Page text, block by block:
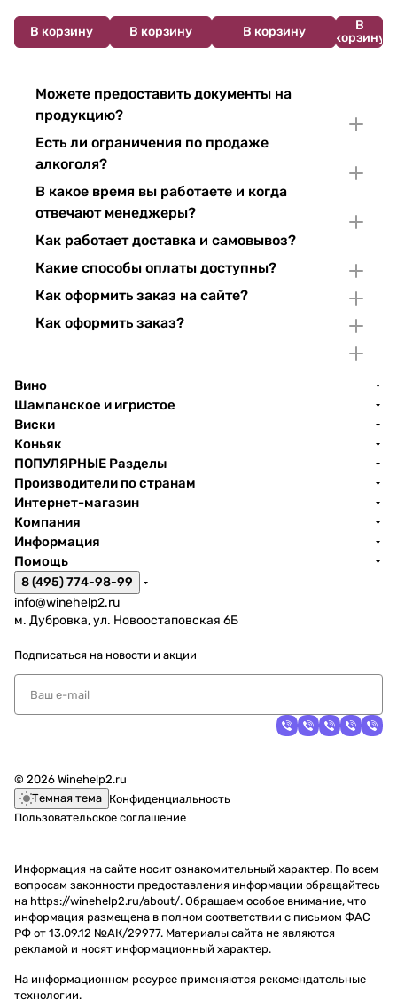
В корзину В корзину В корзину
В
корзину
Можете предоставить документы на
продукцию?
Есть ли ограничения по продаже
алкоголя?
В какое время вы работаете и когда
отвечают менеджеры?
Как работает доставка и самовывоз?
Какие способы оплаты доступны?
Как оформить заказ на сайте?
Как оформить заказ?
Вино
Шампанское и игристое
Виски
Коньяк
ПОПУЛЯРНЫЕ Разделы
Производители по странам
Интернет-магазин
Компания
Информация
Помощь
8 (495) 774-98-99
info@winehelp2.ru
м. Дубровка, ул. Новоостаповская 6Б
Подписаться на новости и акции
© 2026 Winehelp2.ru
Темная тема Конфиденциальность
Пользовательское соглашение
Информация на сайте носит ознакомительный характер. По всем
вопросам законности предоставления информации обращайтесь
на https://winehelp2.ru/about/. Обращаем особое внимание, что
информация размещена в полном соответствии с письмом ФАС
РФ от 13.09.12 №АК/29977. Материалы сайта не являются
рекламой и носят информационный характер.
На информационном ресурсе применяются рекомендательные
технологии.